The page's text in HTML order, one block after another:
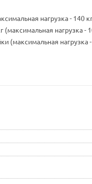
нагрузка - 140
(максимальная нагрузка -
(максимальная нагрузка